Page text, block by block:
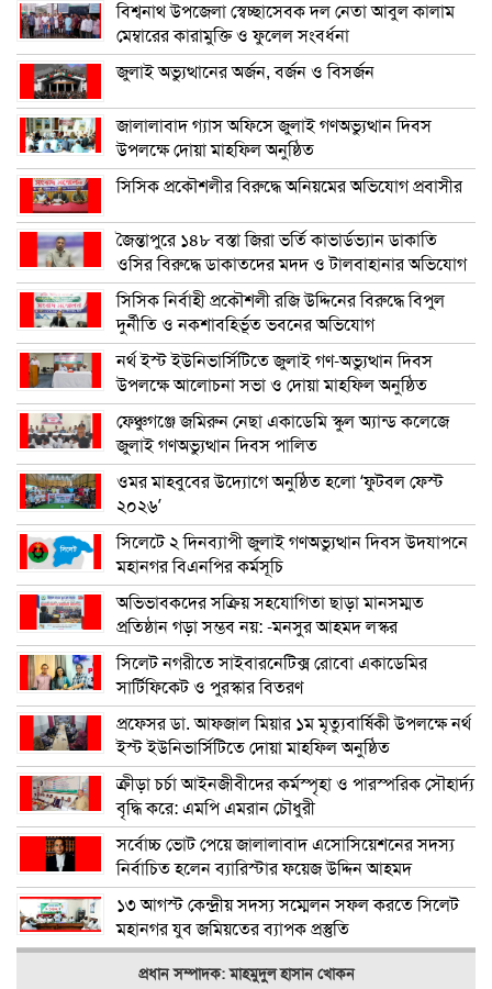
বিশ্বনাথ উপজেলা স্বেচ্ছাসেবক দল নেতা আবুল কালাম
মেম্বারের কারামুক্তি ও ফুলেল সংবর্ধনা
জুলাই অভ্যুত্থানের অর্জন, বর্জন ও বিসর্জন
জালালাবাদ গ্যাস অফিসে জুলাই গণঅভ্যুত্থান দিবস
উপলক্ষে দোয়া মাহফিল অনুষ্ঠিত
সিসিক প্রকৌশলীর বিরুদ্ধে অনিয়মের অভিযোগ প্রবাসীর
জৈন্তাপুরে ১৪৮ বস্তা জিরা ভর্তি কাভার্ডভ্যান ডাকাতি
ওসির বিরুদ্ধে ডাকাতদের মদদ ও টালবাহানার অভিযোগ
সিসিক নির্বাহী প্রকৌশলী রজি উদ্দিনের বিরুদ্ধে বিপুল
দুর্নীতি ও নকশাবহির্ভূত ভবনের অভিযোগ
নর্থ ইস্ট ইউনিভার্সিটিতে জুলাই গণ-অভ্যুত্থান দিবস
উপলক্ষে আলোচনা সভা ও দোয়া মাহফিল অনুষ্ঠিত
ফেঞ্চুগঞ্জে জমিরুন নেছা একাডেমি স্কুল অ্যান্ড কলেজে
জুলাই গণঅভ্যুত্থান দিবস পালিত
ওমর মাহবুবের উদ্যোগে অনুষ্ঠিত হলো ‘ফুটবল ফেস্ট
২০২৬’
সিলেটে ২ দিনব্যাপী জুলাই গণঅভ্যুত্থান দিবস উদযাপনে
মহানগর বিএনপির কর্মসূচি
অভিভাবকদের সক্রিয় সহযোগিতা ছাড়া মানসম্মত
প্রতিষ্ঠান গড়া সম্ভব নয়: -মনসুর আহমদ লস্কর
সিলেট নগরীতে সাইবারনেটিক্স রোবো একাডেমির
সার্টিফিকেট ও পুরস্কার বিতরণ
প্রফেসর ডা. আফজাল মিয়ার ১ম মৃত্যুবার্ষিকী উপলক্ষে নর্থ
ইস্ট ইউনিভার্সিটিতে দোয়া মাহফিল অনুষ্ঠিত
ক্রীড়া চর্চা আইনজীবীদের কর্মস্পৃহা ও পারস্পরিক সৌহার্দ্য
বৃদ্ধি করে: এমপি এমরান চৌধুরী
সর্বোচ্চ ভোট পেয়ে জালালাবাদ এসোসিয়েশনের সদস্য
নির্বাচিত হলেন ব্যারিস্টার ফয়েজ উদ্দিন আহমদ
১৩ আগস্ট কেন্দ্রীয় সদস্য সম্মেলন সফল করতে সিলেট
মহানগর যুব জমিয়তের ব্যাপক প্রস্তুতি
প্রধান সম্পাদক: মাহমুদুল হাসান খোকন